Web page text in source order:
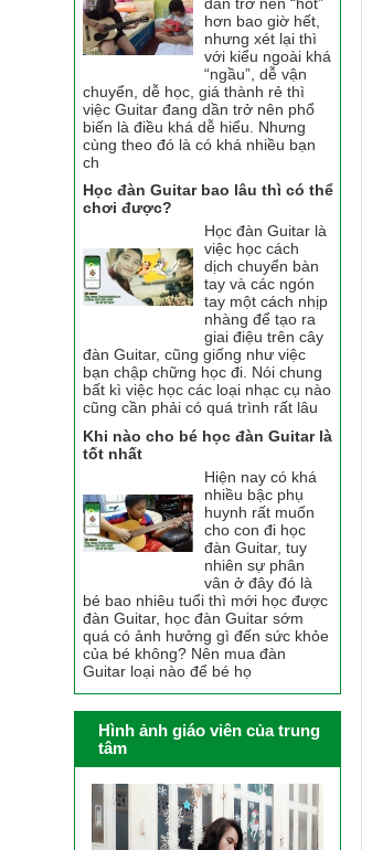
hơn bao giờ hết,
nhưng xét lại thì
với kiểu ngoài khá
“ngầu”, dễ vận
chuyển, dễ học, giá thành rẻ thì
việc Guitar đang dần trở nên phổ
biến là điều khá dễ hiểu. Nhưng
cùng theo đó là có khá nhiều bạn
ch
Học đàn Guitar bao lâu thì có thể
chơi được?
Học đàn Guitar là
việc học cách
dịch chuyển bàn
tay và các ngón
tay một cách nhịp
nhàng để tạo ra
giai điệu trên cây
đàn Guitar, cũng giống như việc
bạn chập chững học đi. Nói chung
bất kì việc học các loại nhạc cụ nào
cũng cần phải có quá trình rất lâu
Khi nào cho bé học đàn Guitar là
tốt nhất
Hiện nay có khá
nhiều bậc phụ
huynh rất muốn
cho con đi học
đàn Guitar, tuy
nhiên sự phân
vân ở đây đó là
bé bao nhiêu tuổi thì mới học được
đàn Guitar, học đàn Guitar sớm
quá có ảnh hưởng gì đến sức khỏe
của bé không? Nên mua đàn
Guitar loại nào để bé họ
Hình ảnh giáo viên của trung
tâm